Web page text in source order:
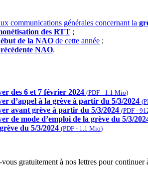
communications générales concernant la
des RTT ;
de la NAO de cette année ;
NAO.
des 6 et 7 février 2024 (PDF - 1.1 Mio)
d’appel à la grève à partir du 5/3/2024 (
avant grève à partir du 5/3/2024 (PDF -
de mode d’emploi de la grève du 5/3/
du 5/3/2024 (PDF - 1.1 Mio)
gratuitement à nos lettres pour continuer